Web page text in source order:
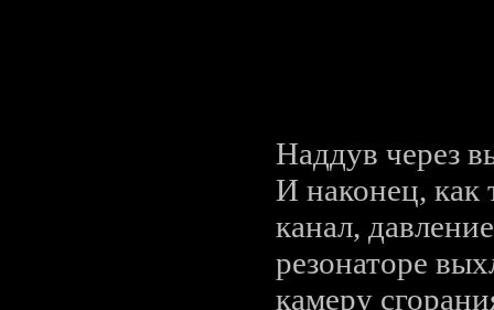
Наддув через
И наконец, как
канал,
резонаторе
камеру